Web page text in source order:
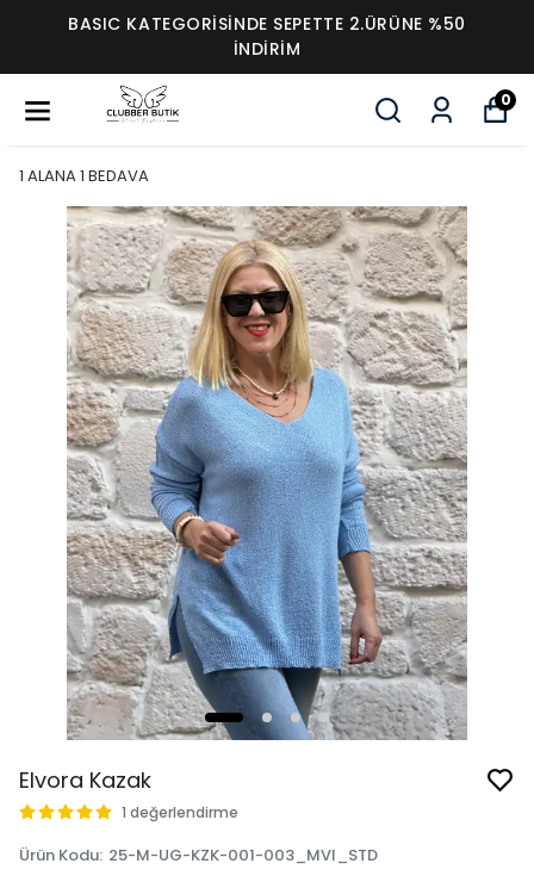
BASIC KATEGORİSİNDE SEPETTE 2.ÜRÜNE %50
İNDİRİM
0
1 ALANA 1 BEDAVA
Elvora Kazak
1 değerlendirme
Ürün Kodu: 25-M-UG-KZK-001-003_MVI_STD